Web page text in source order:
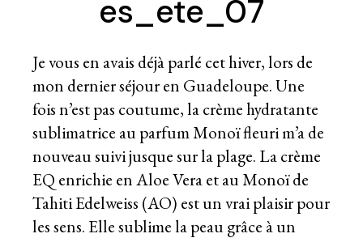
Je vous en avais déjà parlé cet hiver, lors de
mon dernier séjour en Guadeloupe. Une
fois n’est pas coutume, la crème hydratante
sublimatrice au parfum Monoï fleuri m’a de
nouveau suivi jusque sur la plage. Lacrème
EQ enrichie en Aloe Vera et au Monoï de
Tahiti Edelweiss (AO) est un vrai plaisir pour
les sens. Elle sublime la peau grâce à un